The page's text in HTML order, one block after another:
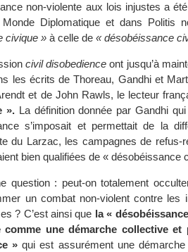
non-violente aux lois injustes a
Diplomatique et dans Politis
civique » à celle de « désobéissance
civil disobedience ont jusqu’à
les écrits de Thoreau, Gandhi et
et de John Rawls, le lecteur
».La définition donnée par Gandhi
s’imposait et permettait de la
du Larzac, les campagnes de refus-
bien qualifiées de « désobéissance
question : peut-on totalement occulter
un combat non-violent contre les
? C’est ainsi que la «
une démarche collective et
»qui est assurément une démarche